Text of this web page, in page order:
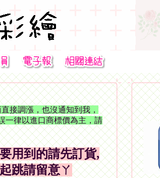
接調漲，也沒通知到我，
一律以進口商標價為主，請
用到的請先訂貨,
跳請留意ㄚ